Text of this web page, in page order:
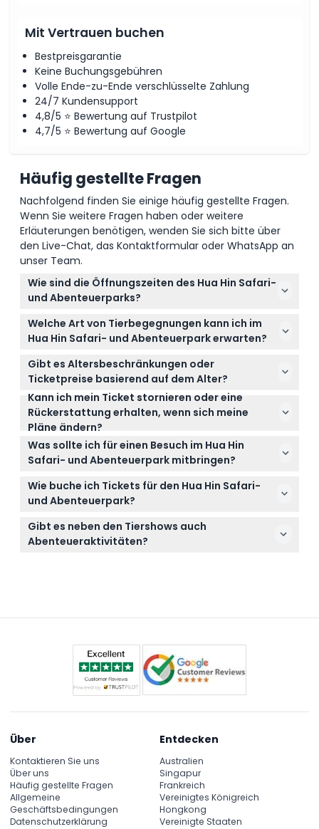
Mit Vertrauen buchen
Bestpreisgarantie
Keine Buchungsgebühren
Volle Ende-zu-Ende verschlüsselte Zahlung
24/7 Kundensupport
4,8/5 ⭐ Bewertung auf Trustpilot
4,7/5 ⭐ Bewertung auf Google
Häufig gestellte Fragen
Nachfolgend finden Sie einige häufig gestellte Fragen.
Wenn Sie weitere Fragen haben oder weitere
Erläuterungen benötigen, wenden Sie sich bitte über
den Live-Chat, das Kontaktformular oder WhatsApp an
unser Team.
Wie sind die Öffnungszeiten des Hua Hin Safari-
und Abenteuerparks?
Der Park ist jeden Tag von 8:00 bis 17:00 Uhr
geöffnet, sodass Sie genügend Zeit haben, alle
Attraktionen zu erkunden (Änderungen vorbehalten
– bitte zum Zeitpunkt der Buchung bestätigen).
Welche Art von Tierbegegnungen kann ich im
Hua Hin Safari- und Abenteuerpark erwarten?
Sie können die enge Begegnung mit Elefanten,
Tigern, Giraffen und sogar Kamelen genießen,
ebenso wie spannende Shows mit Kobras,
Krokodilen und verspielten Elefanten.
Gibt es Altersbeschränkungen oder
Ticketpreise basierend auf dem Alter?
Ja, Besucher ab 11 Jahren zahlen den
Erwachsenentarif, während Kinder von 4 bis 10
Jahren ein Kinderticket erhalten. Stellen Sie sicher,
dass Sie bei der Buchung die richtige Kategorie
wählen.
Kann ich mein Ticket stornieren oder eine
Rückerstattung erhalten, wenn sich meine
Pläne ändern?
Tickets sind nicht erstattungsfähig und können
nicht storniert werden. Bitte buchen Sie daher nur
für das Datum und die Uhrzeit, an denen Sie den
Park besuchen möchten.
Was sollte ich für einen Besuch im Hua Hin
Safari- und Abenteuerpark mitbringen?
Bequeme Kleidung, Sonnenschutz wie Hüte und
Sonnencreme sowie eine Kamera, um Ihre
Abenteuer festzuhalten, sind empfehlenswert für
Ihren Tag im Park.
Wie buche ich Tickets für den Hua Hin Safari-
und Abenteuerpark?
Sie können Ihre Eintrittskarten bequem online hier
auf dieser Website buchen, indem Sie während des
Gibt es neben den Tiershows auch
Abenteueraktivitäten?
Über
Kontaktieren Sie uns
Über uns
Häufig gestellte Fragen
Allgemeine
Geschäftsbedingungen
Datenschutzerklärung
Entdecken
Australien
Singapur
Frankreich
Vereinigtes Königreich
Hongkong
Vereinigte Staaten